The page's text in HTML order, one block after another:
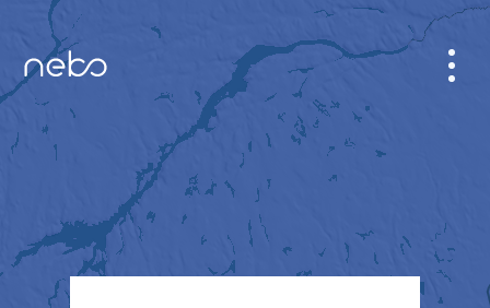
GABINETE
PLANO DE LA CIUDAD
SENSOR NEBO
QUIÉNES SOMOS